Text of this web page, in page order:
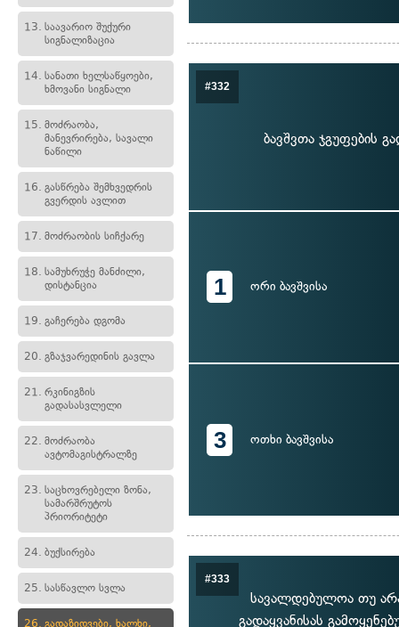
13. საავარიო შუქური
სიგნალიზაცია
14. სანათი ხელსაწყოები,
ხმოვანი სიგნალი
15. მოძრაობა,
მანევრირება, სავალი
ნაწილი
16. გასწრება შემხვედრის
გვერდის ავლით
17. მოძრაობის სიჩქარე
18. სამუხრუჭე მანძილი,
დისტანცია
19. გაჩერება დგომა
20. გზაჯვარედინის გავლა
21. რკინიგზის
გადასასვლელი
22. მოძრაობა
ავტომაგისტრალზე
23. საცხოვრებელი ზონა,
სამარშრუტოს
პრიორიტეტი
24. ბუქსირება
25. სასწავლო სვლა
26. გადაზიდვები, ხალხი,
#332
ბავშვთა ჯგუფების
1 ორი ბავშვისა
3 ოთხი ბავშვისა
#333
სავალდებულოა თუ
გადაყვანისას